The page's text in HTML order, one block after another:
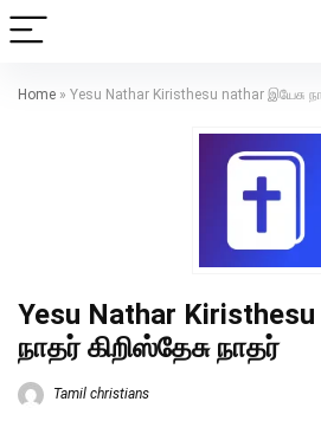
Home » Yesu Nathar Kiristhesu nathar இயேசு
Yesu Nathar Kiristhesu
நாதர் கிறிஸ்தேசு நாதர்
Tamil christians